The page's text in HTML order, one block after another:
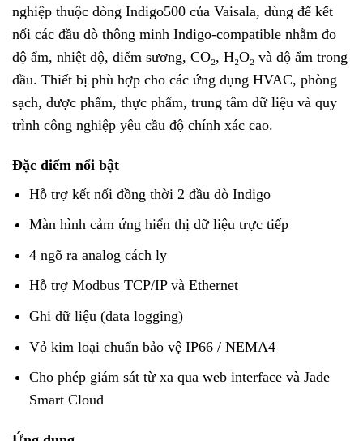
nghiệp thuộc dòng Indigo500 của Vaisala, dùng để kết
nối các đầu dò thông minh Indigo-compatible nhằm đo
độ ẩm, nhiệt độ, điểm sương, CO₂, H₂O₂ và độ ẩm trong
dầu. Thiết bị phù hợp cho các ứng dụng HVAC, phòng
sạch, dược phẩm, thực phẩm, trung tâm dữ liệu và quy
trình công nghiệp yêu cầu độ chính xác cao.
Đặc điểm nổi bật
Hỗ trợ kết nối đồng thời 2 đầu dò Indigo
Màn hình cảm ứng hiển thị dữ liệu trực tiếp
4 ngõ ra analog cách ly
Hỗ trợ Modbus TCP/IP và Ethernet
Ghi dữ liệu (data logging)
Vỏ kim loại chuẩn bảo vệ IP66 / NEMA4
Cho phép giám sát từ xa qua web interface và Jade
Smart Cloud